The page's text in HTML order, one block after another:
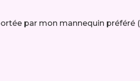
par mon mannequin préféré